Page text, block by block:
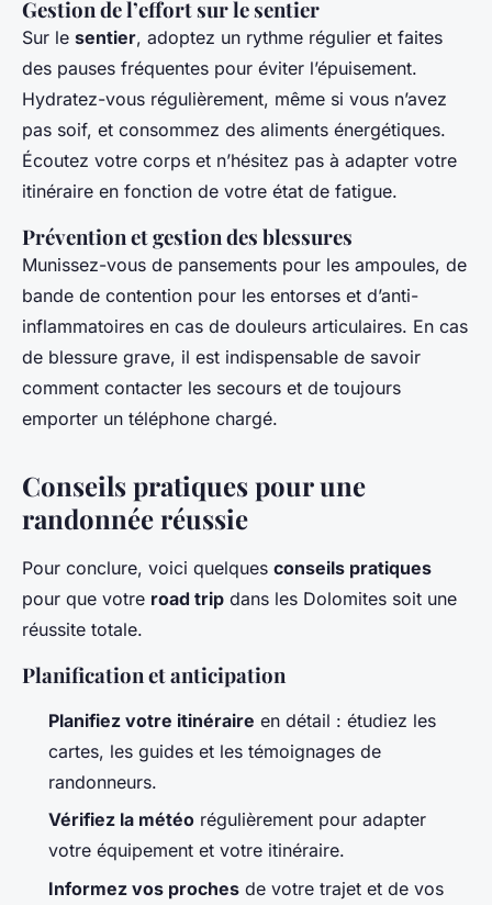
Gestion de l’effort sur le sentier
Sur le sentier, adoptez un rythme régulier et faites
des pauses fréquentes pour éviter l’épuisement.
Hydratez-vous régulièrement, même si vous n’avez
pas soif, et consommez des aliments énergétiques.
Écoutez votre corps et n’hésitez pas à adapter votre
itinéraire en fonction de votre état de fatigue.
Prévention et gestion des blessures
Munissez-vous de pansements pour les ampoules, de
bande de contention pour les entorses et d’anti-
inflammatoires en cas de douleurs articulaires. En cas
de blessure grave, il est indispensable de savoir
comment contacter les secours et de toujours
emporter un téléphone chargé.
Conseils pratiques pour une
randonnée réussie
Pour conclure, voici quelques conseils pratiques
pour que votre road trip dans les Dolomites soit une
réussite totale.
Planification et anticipation
Planifiez votre itinéraire en détail : étudiez les
cartes, les guides et les témoignages de
randonneurs.
Vérifiez la météo régulièrement pour adapter
votre équipement et votre itinéraire.
Informez vos proches de votre trajet et de vos